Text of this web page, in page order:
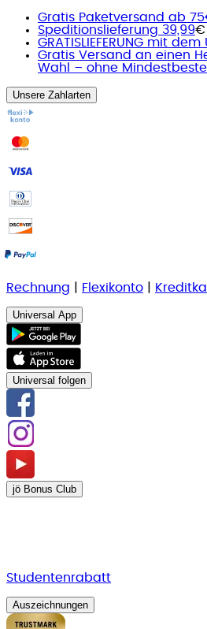
Gratis Paketversand ab
Speditionslieferung 39,99€
GRATISLIEFERUNG mit
Gratis Versand an einen
Wahl – ohne
Unsere Zahlarten
Rechnung Flexikonto
Universal App
Universal folgen
jö Bonus Club
Studentenrabatt
Auszeichnungen